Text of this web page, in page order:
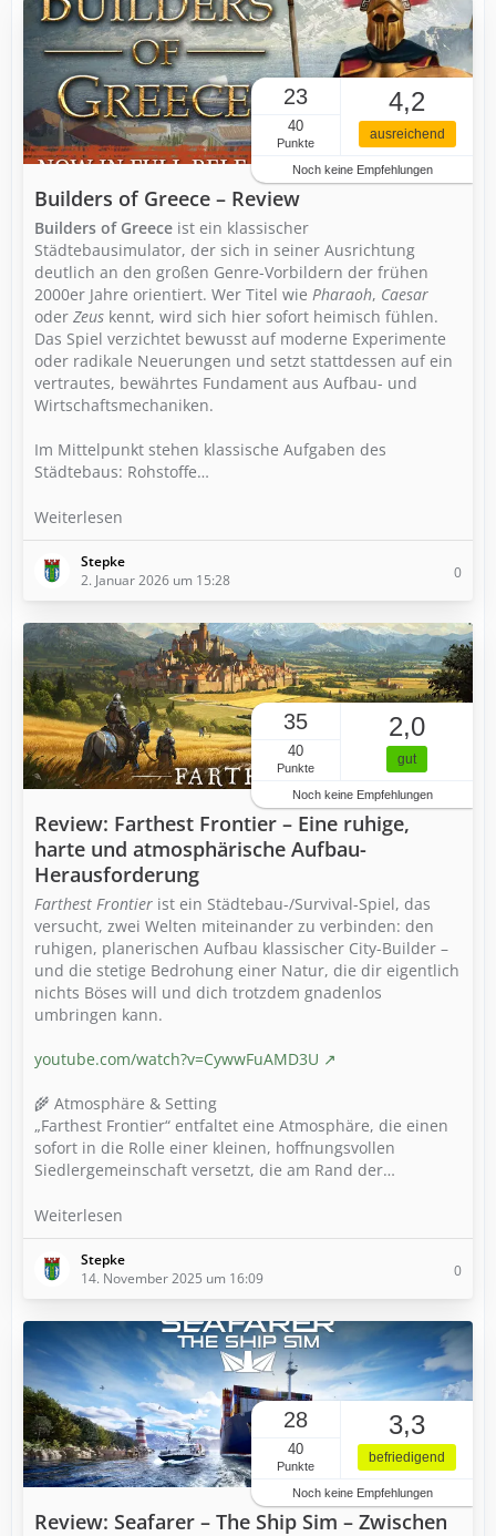
23
40
Punkte
4,2
ausreichend
Noch keine Empfehlungen
Builders of Greece – Review
Builders of Greece ist ein klassischer
Städtebausimulator, der sich in seiner Ausrichtung
deutlich an den großen Genre-Vorbildern der frühen
2000er Jahre orientiert. Wer Titel wie Pharaoh, Caesar
oder Zeus kennt, wird sich hier sofort heimisch fühlen.
Das Spiel verzichtet bewusst auf moderne Experimente
oder radikale Neuerungen und setzt stattdessen auf ein
vertrautes, bewährtes Fundament aus Aufbau- und
Wirtschaftsmechaniken.
Im Mittelpunkt stehen klassische Aufgaben des
Städtebaus: Rohstoffe…
Weiterlesen
Stepke
2. Januar 2026 um 15:28
0
35
40
Punkte
2,0
gut
Noch keine Empfehlungen
Review: Farthest Frontier – Eine ruhige,
harte und atmosphärische Aufbau-
Herausforderung
Farthest Frontier ist ein Städtebau-/Survival-Spiel, das
versucht, zwei Welten miteinander zu verbinden: den
ruhigen, planerischen Aufbau klassischer City-Builder –
und die stetige Bedrohung einer Natur, die dir eigentlich
nichts Böses will und dich trotzdem gnadenlos
umbringen kann.
youtube.com/watch?v=CywwFuAMD3U
🌾 Atmosphäre & Setting
„Farthest Frontier“ entfaltet eine Atmosphäre, die einen
sofort in die Rolle einer kleinen, hoffnungsvollen
Siedlergemeinschaft versetzt, die am Rand der…
Weiterlesen
Stepke
14. November 2025 um 16:09
0
28
40
Punkte
3,3
befriedigend
Noch keine Empfehlungen
Review: Seafarer – The Ship Sim – Zwischen